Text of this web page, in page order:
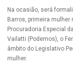
Na ocasião, será
Barros, primeira
Procuradoria Especial
Vailatti (Podemos), o
âmbito do Legislativo
mulher.